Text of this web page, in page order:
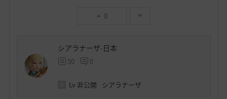
0
シアラナーザ-日本
50 0
Lv 非公開 シアラナーザ